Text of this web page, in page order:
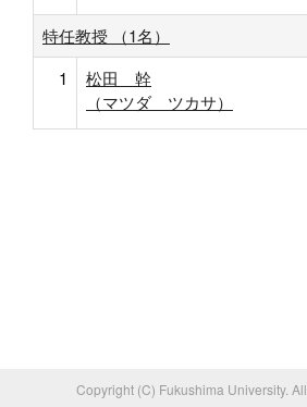
特任教授 （1名）
1
松田 幹
（マツダ ツカサ）
Copyright (C) Fukushima University.